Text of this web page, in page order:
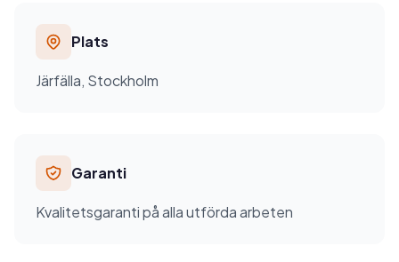
Plats
Järfälla, Stockholm
Garanti
Kvalitetsgaranti på alla utförda arbeten